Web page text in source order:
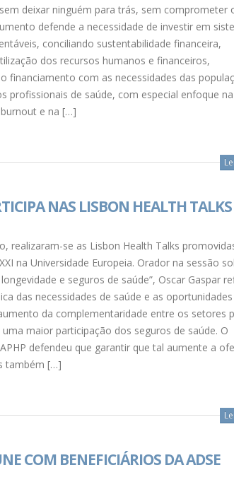
deixar ninguém para trás, sem comprometer
defende a necessidade de investir em
conciliando sustentabilidade financeira,
dos recursos humanos e financeiros,
financiamento com as necessidades das
profissionais de saúde, com especial enfoque na
e na […]
NAS LISBON HEALTH TALKS
realizaram-se as Lisbon Health Talks
na Universidade Europeia. Orador na sessão
e seguros de saúde”, Oscar Gaspar
das necessidades de saúde e as
da complementaridade entre os setores
maior participação dos seguros de saúde. O
defendeu que garantir que tal aumente a
também […]
COM BENEFICIÁRIOS DA ADSE